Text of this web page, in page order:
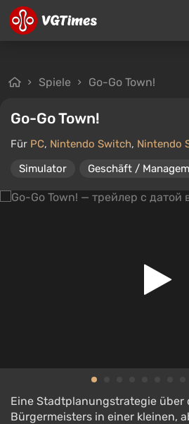
Spiele Go-Go Town!
Go-Go Town!
Für PC, Nintendo Switch, Nintendo
Simulator
Geschäft /
Eine Stadtplanungstrategie über
Bürgermeisters in einer kleinen,